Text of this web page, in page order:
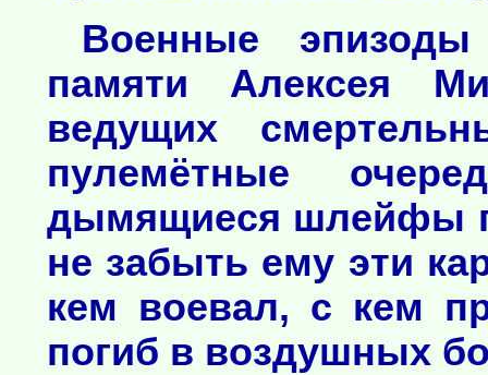
Военные
памяти Алексея
ведущих
пулемётные
дымящиеся шлейфы
не забыть ему эти
кем воевал, с кем
погиб в воздушных